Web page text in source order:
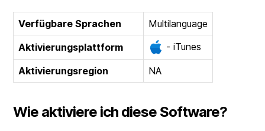
Verfügbare Sprachen
Multilanguage
Aktivierungsplattform
- iTunes
Aktivierungsregion NA
Wie aktiviere ich diese Software?